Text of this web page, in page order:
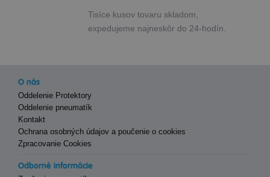
Tisíce kusov tovaru skladom,
expedujeme najneskôr do 24-hodín.
O nás
Oddelenie Protektory
Oddelenie pneumatík
Kontakt
Ochrana osobných údajov a poučenie o cookies
Zpracovanie Cookies
Odborné informácie